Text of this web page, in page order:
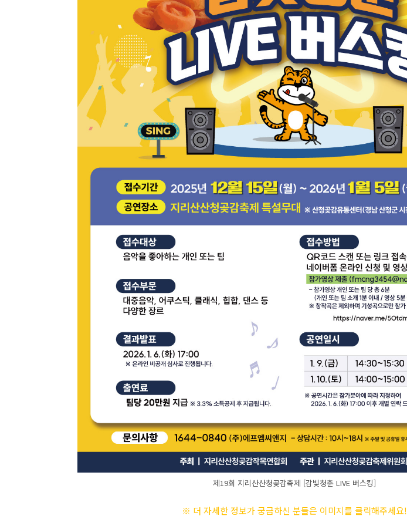
제19회 지리산산청곶감축제 [감빛청춘 LIVE 버스킹]
※ 더 자세한 정보가 궁금하신 분들은 이미지를 클릭해주세요!